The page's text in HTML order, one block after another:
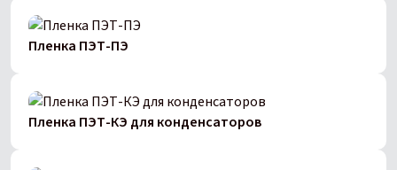
Пленка ПЭТ-ПЭ
Пленка ПЭТ-КЭ для конденсаторов